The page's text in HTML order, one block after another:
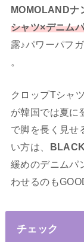
MOMOLANDナ
シャツ×デニム
露♪パワーパフ
クロップTシャ
が韓国では夏に
で脚を長く見せ
い方は、
緩めのデニムパ
わせるのも
チェック